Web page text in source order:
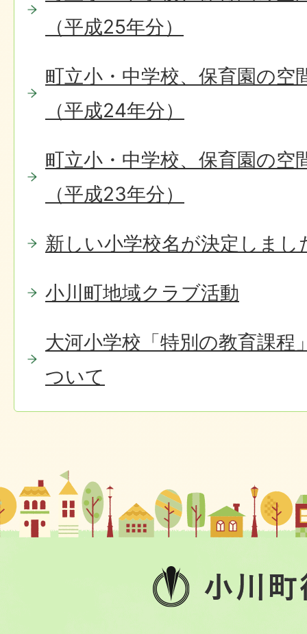
（平成25年分）
町立小・中学校、保育園の空
（平成24年分）
町立小・中学校、保育園の空
（平成23年分）
新しい小学校名が決定しまし
小川町地域クラブ活動
大河小学校「特別の教育課程
ついて
小
川